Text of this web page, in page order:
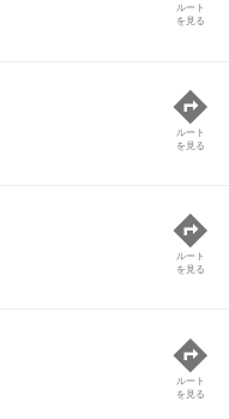
ルート
を見る
ルート
を見る
ルート
を見る
ルート
を見る